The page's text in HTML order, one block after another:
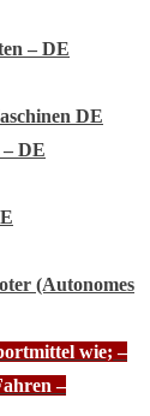
– DE
DE
DE
(Autonomes
wie; –
–